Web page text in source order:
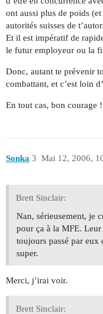
ont aussi plus de poids
autorités suisses de
Et il est impératif de
le futur employeur ou la
Donc, autant te prévenir
combattant, et c’est loin
En tout cas, bon courage !
Sonka Mai 12, 2006,
3
Brett Sinclair:
Nan, sérieusement, je
pour ça à la MFE. Leur
toujours passé par eux
super.
Merci, j’irai voir.
Brett Sinclair: